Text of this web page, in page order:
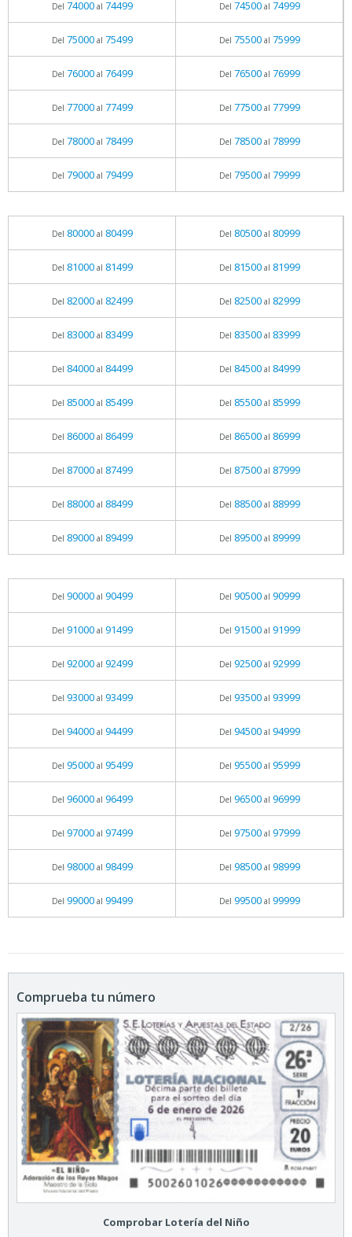
Del 74000al 74499 Del 74500al 74999
Del 75000al 75499 Del 75500al 75999
Del 76000al 76499 Del 76500al 76999
Del 77000al 77499 Del 77500al 77999
Del 78000al 78499 Del 78500al 78999
Del 79000al 79499 Del 79500al 79999
Del 80000al 80499 Del 80500al 80999
Del 81000al 81499 Del 81500al 81999
Del 82000al 82499 Del 82500al 82999
Del 83000al 83499 Del 83500al 83999
Del 84000al 84499 Del 84500al 84999
Del 85000al 85499 Del 85500al 85999
Del 86000al 86499 Del 86500al 86999
Del 87000al 87499 Del 87500al 87999
Del 88000al 88499 Del 88500al 88999
Del 89000al 89499 Del 89500al 89999
Del 90000al 90499 Del 90500al 90999
Del 91000al 91499 Del 91500al 91999
Del 92000al 92499 Del 92500al 92999
Del 93000al 93499 Del 93500al 93999
Del 94000al 94499 Del 94500al 94999
Del 95000al 95499 Del 95500al 95999
Del 96000al 96499 Del 96500al 96999
Del 97000al 97499 Del 97500al 97999
Del 98000al 98499 Del 98500al 98999
Del 99000al 99499 Del 99500al 99999
Comprueba tu número
Comprobar Lotería del Niño